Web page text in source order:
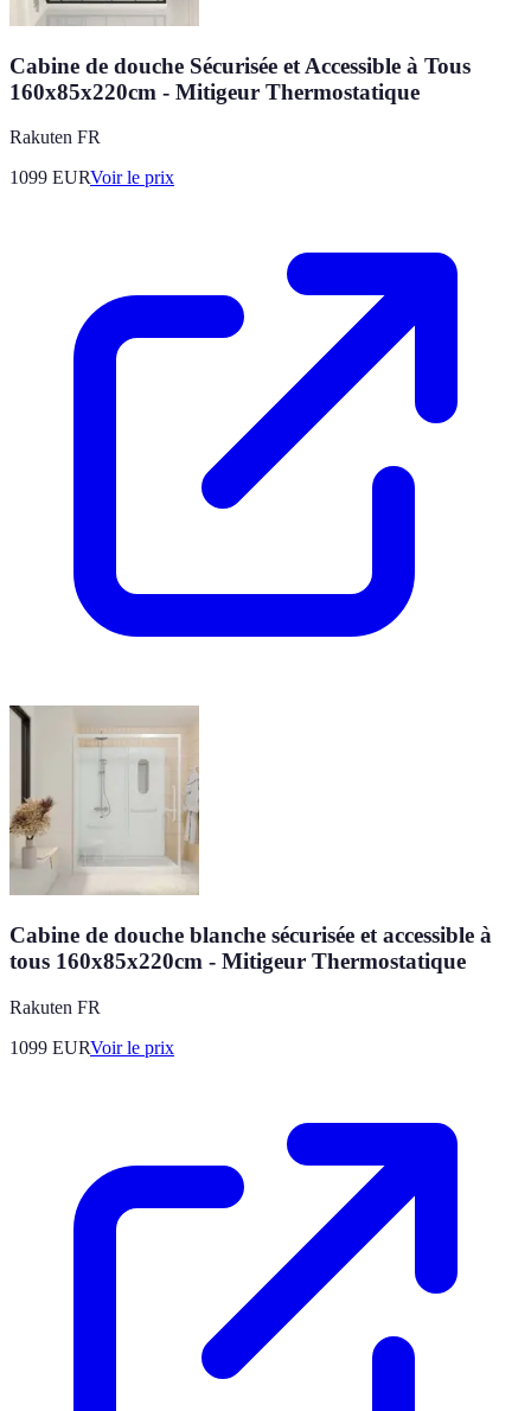
Cabine de douche Sécurisée et Accessible à Tous
160x85x220cm - Mitigeur Thermostatique
Rakuten FR
1099 EURVoir le prix
Cabine de douche blanche sécurisée et accessible à
tous 160x85x220cm - Mitigeur Thermostatique
Rakuten FR
1099 EURVoir le prix